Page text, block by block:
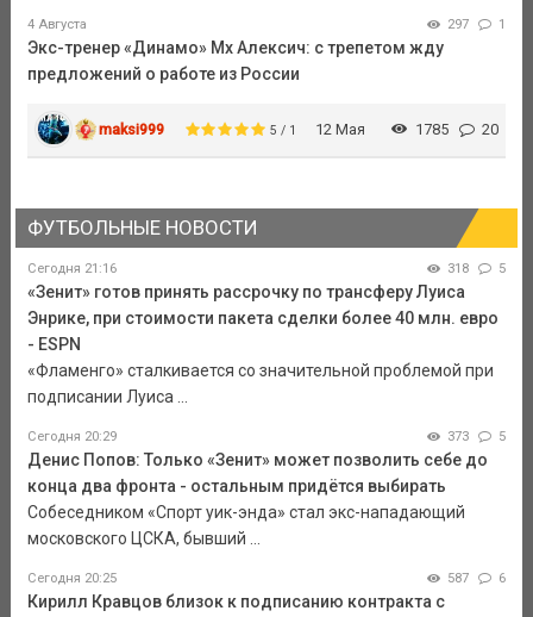
4 Августа 297 1
Экс-тренер «Динамо» Мх Алексич: с трепетом жду
предложений о работе из России
maksi999 5 / 1 12 Мая 1785 20
ФУТБОЛЬНЫЕ НОВОСТИ
Сегодня 21:16 318 5
«Зенит» готов принять рассрочку по трансферу Луиса
Энрике, при стоимости пакета сделки более 40 млн. евро
- ESPN
«Фламенго» сталкивается со значительной проблемой при
подписании Луиса ...
Сегодня 20:29 373 5
Денис Попов: Только «Зенит» может позволить себе до
конца два фронта - остальным придётся выбирать
Собеседником «Спорт уик-энда» стал экс-нападающий
московского ЦСКА, бывший ...
Сегодня 20:25 587 6
Кирилл Кравцов близок к подписанию контракта с